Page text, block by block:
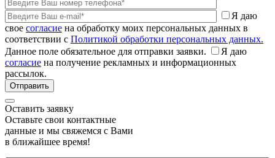
Я даю
свое согласие на обработку моих персональных данных в
соответствии с Политикой обработки персональных данных.
Данное поле обязательное для отправки заявки.
Я даю
согласие на получение рекламных и информационных
рассылок.
Оставить заявку
Оставьте свои контактные
данные и мы свяжемся с Вами
в ближайшее время!